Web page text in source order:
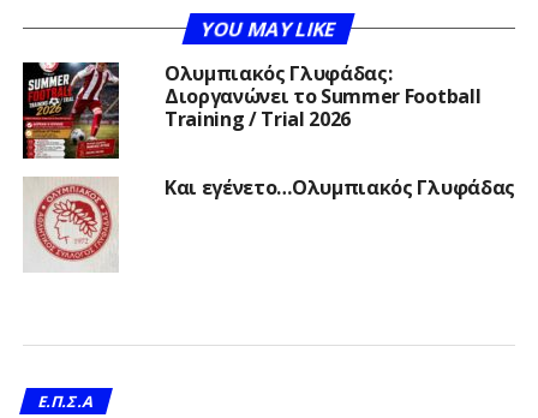
YOU MAY LIKE
Ολυμπιακός Γλυφάδας:
Διοργανώνει το Summer Football
Training / Trial 2026
Και εγένετο…Ολυμπιακός Γλυφάδας
Ε.Π.Σ.Α